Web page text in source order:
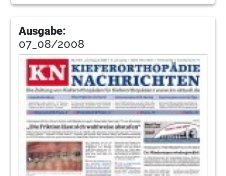
Ausgabe:
07_08/2008